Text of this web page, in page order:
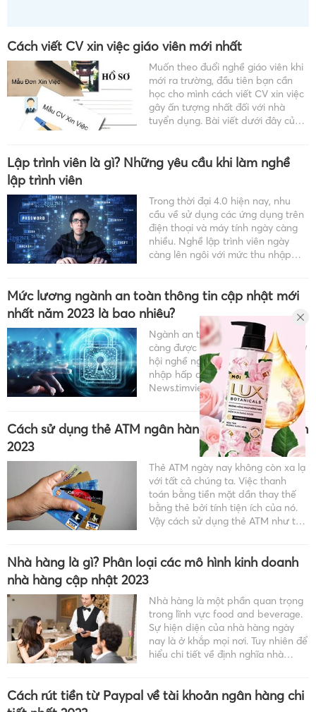
Cách viết CV xin việc giáo viên mới nhất
Muốn theo đuổi nghề giáo viên khi
mới ra trường, đầu tiên bạn cần
học cho mình cách viết CV xin việc
gây ấn tượng nhất đối với nhà
tuyển dụng. Bài viết dưới đây của
Lập trình viên là gì? Những yêu cầu khi làm nghề
lập trình viên
Trong thời đại 4.0 hiện nay, nhu
cầu về sử dụng các ứng dụng trên
điện thoại và máy tính ngày càng
nhiều. Nghề lập trình viên ngày
càng lên ngôi với mức thu nhập
hơn về nghề IT này qua […]
Mức lương ngành an toàn thông tin cập nhật mới
nhất năm 2023 là bao nhiêu?
Ngành an toàn thông tin ngày
càng được giới trẻ yêu thích bởi cơ
hội nghề nghiệp lớn và mức thu
nhập hấp dẫn. Hãy cùng
News.timviec.com.vn khám phá
mức lương ngành an toàn thông
tin năm 2023 là bao nhiêu nhé?
Mức lương ngành an toàn thông
Cách sử dụng thẻ ATM ngân hàng chi tiết, đơn giản
2023
Thẻ ATM ngày nay không còn xa lạ
với tất cả chúng ta. Việc thanh
toán bằng tiền mặt dần thay thế
bằng thẻ bởi tính tiện ích của nó.
Vậy cách sử dụng thẻ ATM như thế
Nhà hàng là gì? Phân loại các mô hình kinh doanh
nhà hàng cập nhật 2023
Nhà hàng là một phần quan trọng
trong lĩnh vực food and beverage.
Sự hiện diện của nhà hàng ngày
nay là ở khắp mọi nơi. Tuy nhiên để
hiểu chi tiết về định nghĩa nhà
Cách rút tiền từ Paypal về tài khoản ngân hàng chi